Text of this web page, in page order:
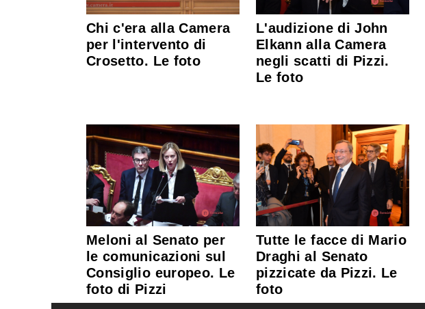
Chi c'era alla Camera
per l'intervento di
Crosetto. Le foto
L'audizione di John
Elkann alla Camera
negli scatti di Pizzi.
Le foto
Meloni al Senato per
le comunicazioni sul
Consiglio europeo. Le
foto di Pizzi
Tutte le facce di Mario
Draghi al Senato
pizzicate da Pizzi. Le
foto